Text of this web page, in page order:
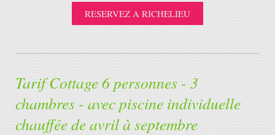
RESERVEZ A RICHELIEU
Tarif Cottage 6 personnes - 3
chambres - avec piscine individuelle
chauffée de avril à septembre